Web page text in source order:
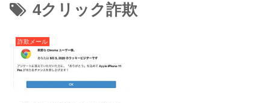
4クリック詐欺
詐欺メール